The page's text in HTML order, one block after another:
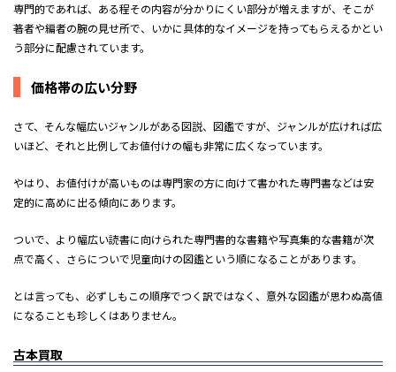
専門的であれば、ある程その内容が分かりにくい部分が増えますが、そこが
著者や編者の腕の見せ所で、いかに具体的なイメージを持ってもらえるかとい
う部分に配慮されています。
価格帯の広い分野
さて、そんな幅広いジャンルがある図説、図鑑ですが、ジャンルが広ければ広
いほど、それと比例してお値付けの幅も非常に広くなっています。
やはり、お値付けが高いものは専門家の方に向けて書かれた専門書などは安
定的に高めに出る傾向にあります。
ついで、より幅広い読書に向けられた専門書的な書籍や写真集的な書籍が次
点で高く、さらについで児童向けの図鑑という順になることがあります。
とは言っても、必ずしもこの順序でつく訳ではなく、意外な図鑑が思わぬ高値
になることも珍しくはありません。
古本買取